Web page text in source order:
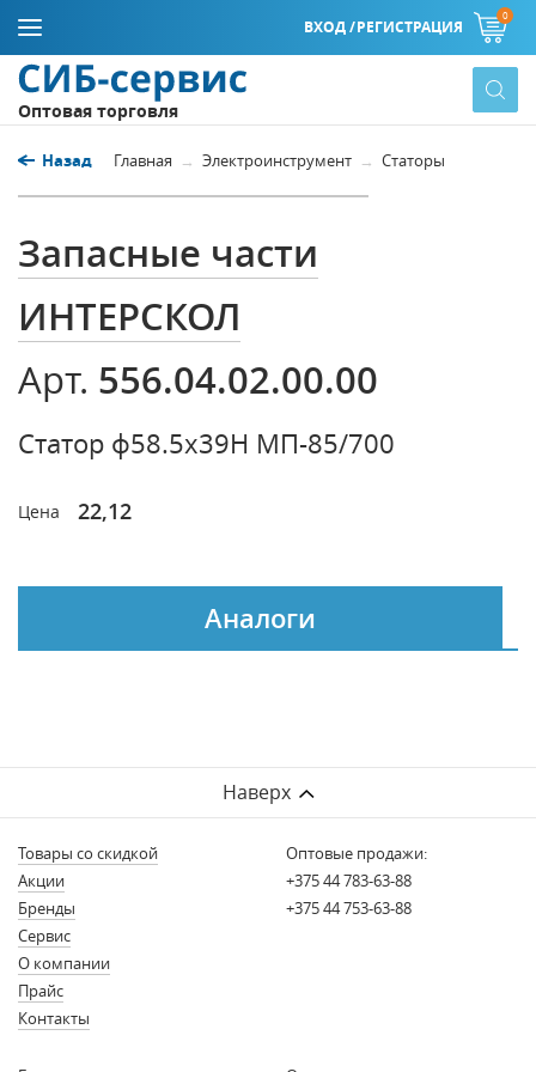
ВХОД /РЕГИСТРАЦИЯ
0
Оптовая торговля
Назад Главная Электроинструмент Статоры
Запасные части
ИНТЕРСКОЛ
Арт. 556.04.02.00.00
Статор ф58.5x39H МП-85/700
Цена 22,12
Аналоги
Наверх
Товары со скидкой
Акции
Бренды
Сервис
О компании
Прайс
Контакты
Оптовые продажи:
+375 44 783-63-88
+375 44 753-63-88